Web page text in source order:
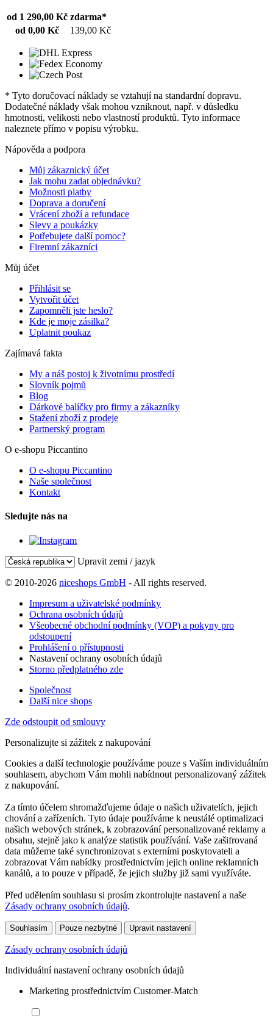
od 1 290,00 Kč zdarma*
od 0,00 Kč
139,00 Kč
* Tyto doručovací náklady se vztahují na standardní dopravu.
Dodatečné náklady však mohou vzniknout, např. v důsledku
hmotnosti, velikosti nebo vlastností produktů. Tyto informace
naleznete přímo v popisu výrobku.
Nápověda a podpora
Můj zákaznický účet
Jak mohu zadat objednávku?
Možnosti platby
Doprava a doručení
Vrácení zboží a refundace
Slevy a poukázky
Potřebujete další pomoc?
Firemní zákazníci
Můj účet
Přihlásit se
Vytvořit účet
Zapomněli jste heslo?
Kde je moje zásilka?
Uplatnit poukaz
Zajímavá fakta
My a náš postoj k životnímu prostředí
Slovník pojmů
Blog
Dárkové balíčky pro firmy a zákazníky
Stažení zboží z prodeje
Partnerský program
O e-shopu Piccantino
O e-shopu Piccantino
Naše společnost
Kontakt
Sledujte nás na
Upravit zemi / jazyk
© 2010-2026 niceshops GmbH - All rights reserved.
Impresum a uživatelské podmínky
Ochrana osobních údajů
Všeobecné obchodní podmínky (VOP) a pokyny pro
odstoupení
Prohlášení o přístupnosti
Nastavení ochrany osobních údajů
Storno předplatného zde
Společnost
Další nice shops
Zde odstoupit od smlouvy
Personalizujte si zážitek z nakupování
Cookies a další technologie používáme pouze s Vaším individuálním
souhlasem, abychom Vám mohli nabídnout personalizovaný zážitek
z nakupování.
Za tímto účelem shromažďujeme údaje o našich uživatelích, jejich
chování a zařízeních. Tyto údaje používáme k neustálé optimalizaci
našich webových stránek, k zobrazování personalizované reklamy a
obsahu, stejně jako k analýze statistik používání. Vaše zašifrovaná
data můžeme také synchronizovat s externími poskytovateli a
zobrazovat Vám nabídky prostřednictvím jejich online reklamních
kanálů, a to pouze v případě, že jejich služby již sami využíváte.
Před udělením souhlasu si prosím zkontrolujte nastavení a naše
Zásady ochrany osobních údajů.
Souhlasím Pouze nezbytné Upravit nastavení
Zásady ochrany osobních údajů
Individuální nastavení ochrany osobních údajů
Marketing prostřednictvím Customer-Match